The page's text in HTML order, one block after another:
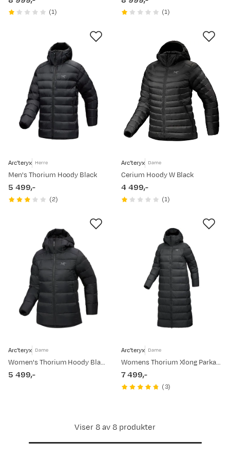
price
(1)
price
(1)
Arc'teryx Herre
Men's Thorium Hoody Black
price
5 499,-
(2)
Arc'teryx Dame
Cerium Hoody W Black
price
4 499,-
(1)
Arc'teryx Dame
Women's Thorium Hoody Black Ii
price
5 499,-
Arc'teryx Dame
Womens Thorium Xlong Parka Black
price
7 499,-
(3)
Viser 8 av 8 produkter